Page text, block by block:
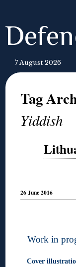
7 August 2026
Tag
Yiddish
26 June 2016
Work in
Cover